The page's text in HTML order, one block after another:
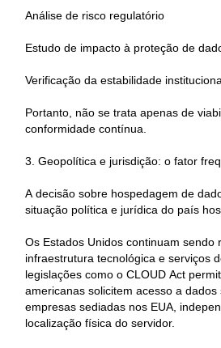
Análise de risco regulatório
Estudo de impacto à proteção de
Verificação da estabilidade
Portanto, não se trata apenas de
conformidade contínua.
3. Geopolítica e jurisdição: o fator
A decisão sobre hospedagem de
situação política e jurídica do país
Os Estados Unidos continuam sendo
infraestrutura tecnológica e serviços
legislações como o CLOUD Act
americanas solicitem acesso a dados
empresas sediadas nos EUA,
localização física do servidor.